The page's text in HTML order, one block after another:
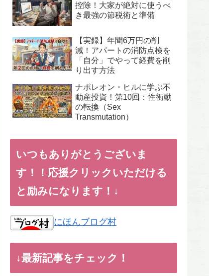
控除！大家が絶対に使うべ
き最強の節税術と準備
【実録】年間6万円の削
減！アパートの消防点検を
「自分」でやって経費を削
り出す方法
ナポレオン・ヒルに学ぶ不
動産投資！第10回：性衝動
の転換（Sex
Transmutation）
いつもありがとうございま
す！！応援クリックいただける
と励みになります！↓
にほんブログ村
↓最新記事をチェック！